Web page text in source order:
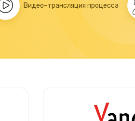
Видео-трансляция процесса